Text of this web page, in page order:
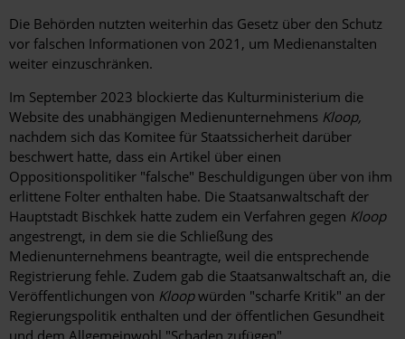
Die Behörden nutzten weiterhin das Gesetz über den Schutz
vor falschen Informationen von 2021, um Medienanstalten
weiter einzuschränken.
Im September 2023 blockierte das Kulturministerium die
Website des unabhängigen Medienunternehmens Kloop,
nachdem sich das Komitee für Staatssicherheit darüber
beschwert hatte, dass ein Artikel über einen
Oppositionspolitiker "falsche" Beschuldigungen über von ihm
erlittene Folter enthalten habe. Die Staatsanwaltschaft der
Hauptstadt Bischkek hatte zudem ein Verfahren gegen Kloop
angestrengt, in dem sie die Schließung des
Medienunternehmens beantragte, weil die entsprechende
Registrierung fehle. Zudem gab die Staatsanwaltschaft an, die
Veröffentlichungen von Kloopwürden "scharfe Kritik" an der
Regierungspolitik enthalten und der öffentlichen Gesundheit
und dem Allgemeinwohl "Schaden zufügen".